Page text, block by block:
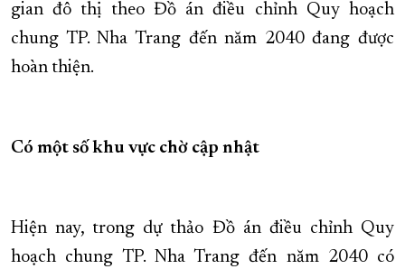
gian đô thị theo Đồ án điều chỉnh Quy hoạch
chung TP. Nha Trang đến năm 2040 đang được
hoàn thiện.
Có một số khu vực chờ cập nhật
Hiện nay, trong dự thảo Đồ án điều chỉnh Quy
hoạch chung TP. Nha Trang đến năm 2040 có